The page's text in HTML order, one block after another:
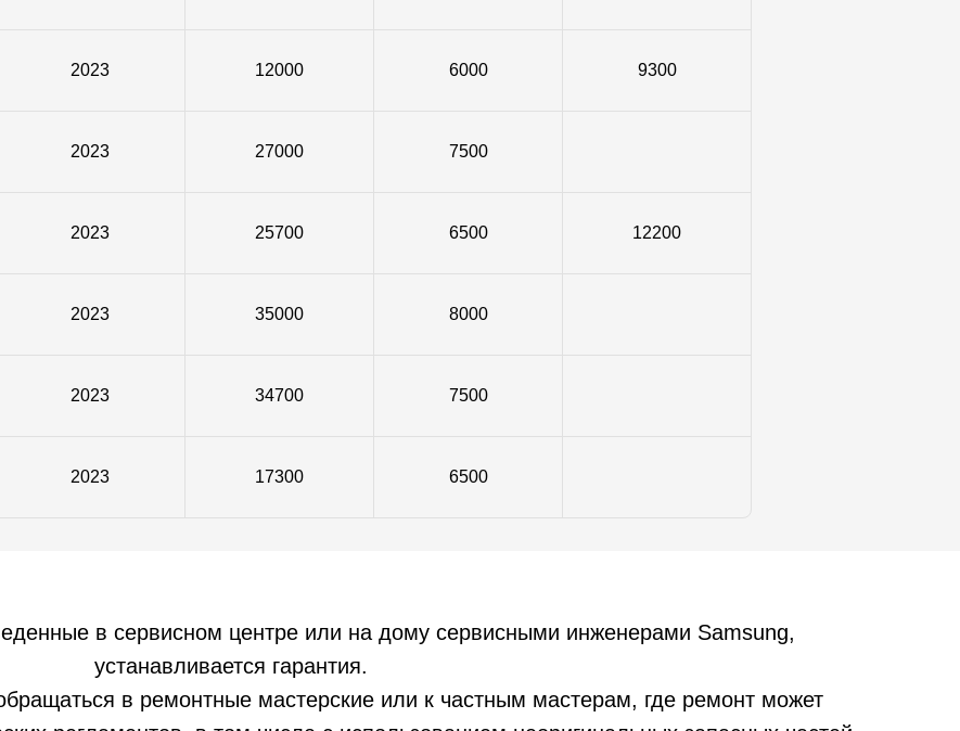
2023 12000 6000 9300
2023 27000 7500
2023 25700 6500 12200
2023 35000 8000
2023 34700 7500
2023 17300 6500
в сервисном центре или на дому сервисными инженерами Samsung,
устанавливается гарантия.
в ремонтные мастерские или к частным мастерам, где ремонт может